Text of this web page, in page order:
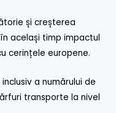
și creșterea
același timp impactul
cerințele europene.
a numărului de
transporte la nivel